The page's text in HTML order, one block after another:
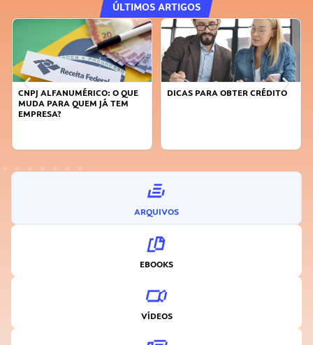
ÚLTIMOS ARTIGOS
DICAS PARA OBTER CRÉDITO
FAÇA A DIFERENÇA: SEJA
ARQUIVOS
EBOOKS
VÍDEOS